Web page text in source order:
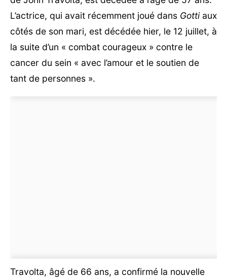
L’actrice, qui avait récemment joué dans Gottiaux
côtés de son mari, est décédée hier, le 12 juillet, à
la suite d’un « combat courageux » contre le
cancer du sein « avec l’amour et le soutien de
tant de personnes ».
Travolta, âgé de 66 ans, a confirmé la nouvelle